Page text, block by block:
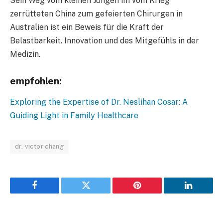
zerrütteten China zum gefeierten Chirurgen in
Australien ist ein Beweis für die Kraft der
Belastbarkeit. Innovation und des Mitgefühls in der
Medizin.
empfohlen:
Exploring the Expertise of Dr. Neslihan Cosar: A
Guiding Light in Family Healthcare
dr. victor chang
Facebook Twitter Pinterest LinkedIn